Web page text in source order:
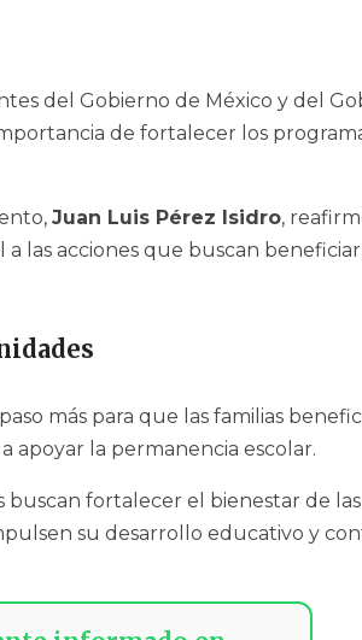
del Gobierno de México y del
de fortalecer los
Juan Luis Pérez Isidro,
las acciones que buscan
más para que las familias
apoyar la permanencia escolar.
fortalecer el bienestar de
su desarrollo educativo y